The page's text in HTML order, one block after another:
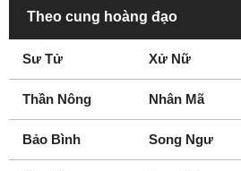
Theo cung hoàng đạo
Sư Tử Xử Nữ
Thần Nông Nhân Mã
Bảo Bình Song Ngư